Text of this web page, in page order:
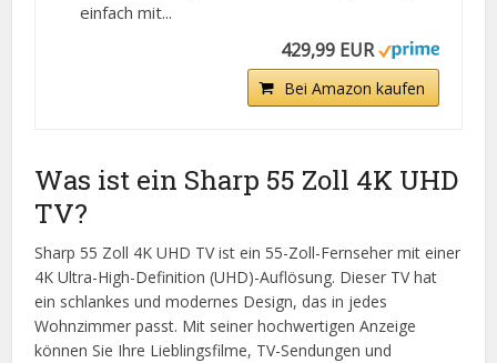
einfach mit...
429,99 EUR
Bei Amazon kaufen
Was ist ein Sharp 55 Zoll 4K UHD
TV?
Sharp 55 Zoll 4K UHD TV ist ein 55-Zoll-Fernseher mit einer
4K Ultra-High-Definition (UHD)-Auflösung. Dieser TV hat
ein schlankes und modernes Design, das in jedes
Wohnzimmer passt. Mit seiner hochwertigen Anzeige
können Sie Ihre Lieblingsfilme, TV-Sendungen und